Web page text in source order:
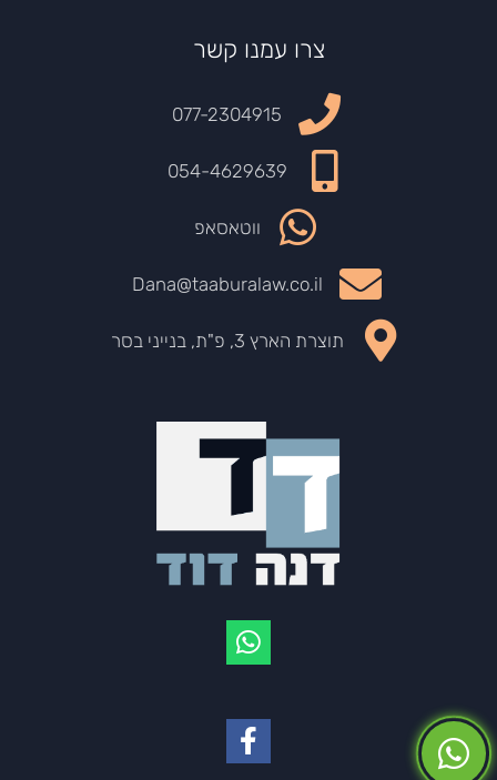
צרו עמנו קשר
077-2304915
054-4629639
ווטאסאפ
Dana@taaburalaw.co.il
תוצרת הארץ 3, פ"ת, בנייני בסר